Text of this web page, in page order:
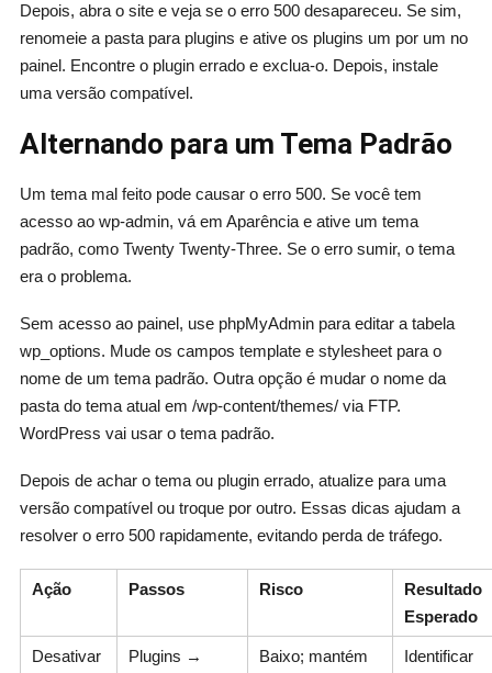
Depois, abra o site e veja se o erro 500 desapareceu. Se sim,
renomeie a pasta para plugins e ative os plugins um por um no
painel. Encontre o plugin errado e exclua-o. Depois, instale
uma versão compatível.
Alternando para um Tema Padrão
Um tema mal feito pode causar o erro 500. Se você tem
acesso ao wp-admin, vá em Aparência e ative um tema
padrão, como Twenty Twenty-Three. Se o erro sumir, o tema
era o problema.
Sem acesso ao painel, use phpMyAdmin para editar a tabela
wp_options. Mude os campos template e stylesheet para o
nome de um tema padrão. Outra opção é mudar o nome da
pasta do tema atual em /wp-content/themes/ via FTP.
WordPress vai usar o tema padrão.
Depois de achar o tema ou plugin errado, atualize para uma
versão compatível ou troque por outro. Essas dicas ajudam a
resolver o erro 500 rapidamente, evitando perda de tráfego.
Ação Passos Risco
Resultado
Esperado
Desativar
Plugins →
Baixo; mantém
Identificar